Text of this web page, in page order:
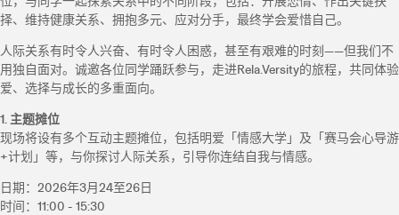
择、维持健康关系、拥抱多元、应对分手，最终学会爱惜自己。
人际关系有时令人兴奋、有时令人困惑，甚至有艰难的时刻——但我们不
用独自面对。诚邀各位同学踊跃参与，走进Rela.Versity的旅程，共同体验
爱、选择与成长的多重面向。
1. 主题摊位
现场将设有多个互动主题摊位，包括明爱「情感大学」及「赛马会心导游
+计划」等，与你探讨人际关系，引导你连结自我与情感。
日期：2026年3月24至26日
时间：11:00 - 15:30